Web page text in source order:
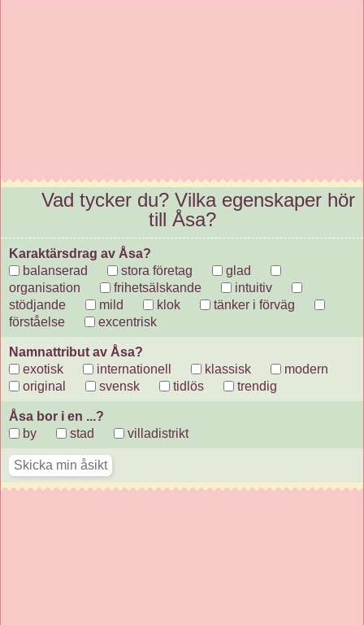
Vad tycker du? Vilka egenskaper hör
till Åsa?
Karaktärsdrag av Åsa?
balanserad
stora företag
glad
organisation
frihetsälskande
intuitiv
stödjande
mild klok
tänker i förväg
förståelse
excentrisk
Namnattribut av Åsa?
exotisk
internationell klassisk
modern
original
svensk tidlös trendig
Åsa bor i en ...?
by
stad villadistrikt